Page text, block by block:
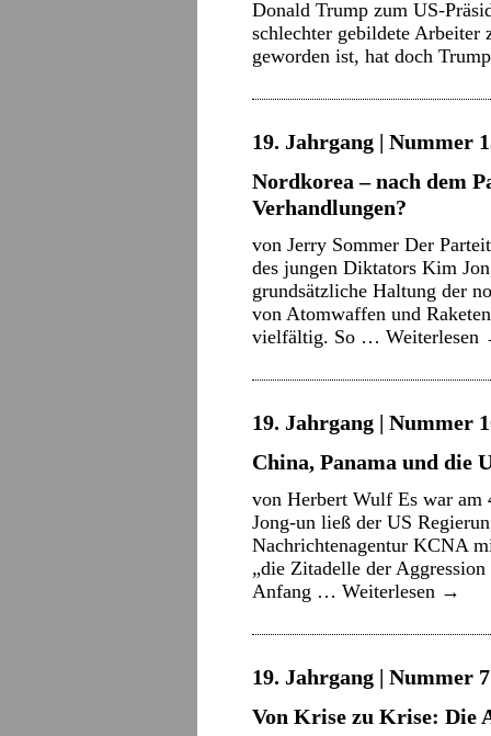
Donald Trump zum US-
schlechter gebildete Arbeiter
geworden ist, hat doch
19. Jahrgang | Nummer
Nordkorea – nach dem
Verhandlungen?
von Jerry Sommer Der
des jungen Diktators Kim
grundsätzliche Haltung der
von Atomwaffen und
vielfältig. So … Weiterlesen
19. Jahrgang | Nummer
China, Panama und die
von Herbert Wulf Es war
Jong-un ließ der US
Nachrichtenagentur KCNA
„die Zitadelle der
Anfang … Weiterlesen →
19. Jahrgang | Nummer
Von Krise zu Krise: Die